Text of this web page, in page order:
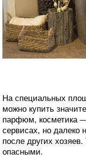
На специальных
можно купить
парфюм, косметика
сервисах, но далеко
после других
опасными.